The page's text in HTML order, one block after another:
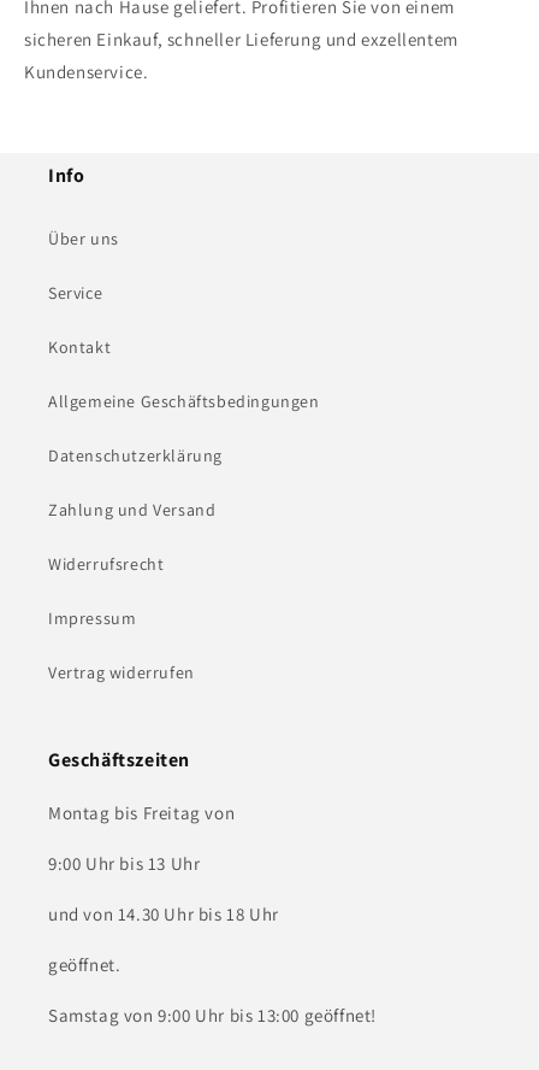
Ihnen nach Hause geliefert. Profitieren Sie von einem
sicheren Einkauf, schneller Lieferung und exzellentem
Kundenservice.
Info
Über uns
Service
Kontakt
Allgemeine Geschäftsbedingungen
Datenschutzerklärung
Zahlung und Versand
Widerrufsrecht
Impressum
Vertrag widerrufen
Geschäftszeiten
Montag bis Freitag von
9:00 Uhr bis 13 Uhr
und von 14.30 Uhr bis 18 Uhr
geöffnet.
Samstag von 9:00 Uhr bis 13:00 geöffnet!